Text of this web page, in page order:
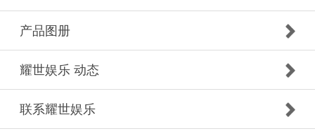
产品图册
耀世娱乐 动态
联系耀世娱乐